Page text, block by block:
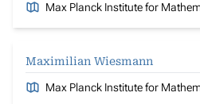
Max Planck Institute for
Maximilian Wiesmann
Max Planck Institute for